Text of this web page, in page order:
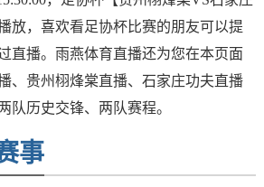
放，喜欢看足协杯比赛的朋友可以提
直播。雨燕体育直播还为您在本页面
、贵州栩烽棠直播、石家庄功夫直播
队历史交锋、两队赛程。
事